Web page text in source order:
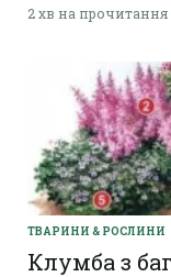
2 хв на прочитання
ТВАРИНИ & РОСЛИНИ
Клумба з